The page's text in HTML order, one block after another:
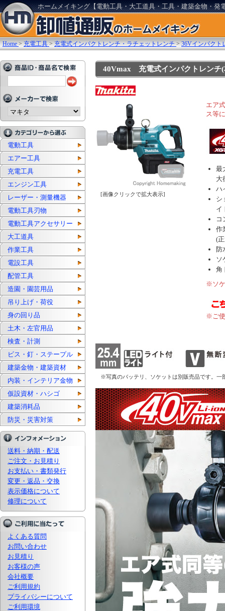
ホームメイキング【電動工具・大工道具・工具・建築金物・発
Home >充電工具 >充電式インパクトレンチ・ラチェットレンチ >36Vインパクト
電動工具
エアー工具
充電工具
エンジン工具
レーザー・測量機器
電動工具刃物
電動工具アクセサリー
大工道具
作業工具
電設工具
配管工具
造園・園芸用品
吊り上げ・荷役
身の回り品
土木・左官用品
検査・計測
ビス・釘・ステープル
建築金物・建築資材
内装・インテリア金物
仮設資材・ハシゴ
建築消耗品
防災・災害対策
送料・納期・配送
ご注文・お見積り
お支払い・書類発行
変更・返品・交換
表示価格について
修理について
よくある質問
お問い合わせ
お見積り
お客様の声
会社概要
ご利用規約
プライバシーについて
ご利用環境
40Vmax 充電式インパクトレンチ
[画像クリックで拡大表示]
エア
ス等
最
大
ハ
シ
イ
コ
作
(
防
ソ
角
※ソ
※ご
※写真のバッテリ、ソケットは別販売品です。一